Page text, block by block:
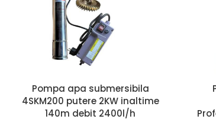
Pompa apa submersibila
4SKM200 putere 2KW inaltime
140m debit 2400l/h